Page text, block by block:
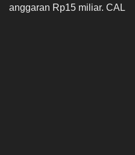
anggaran Rp15 miliar. CAL